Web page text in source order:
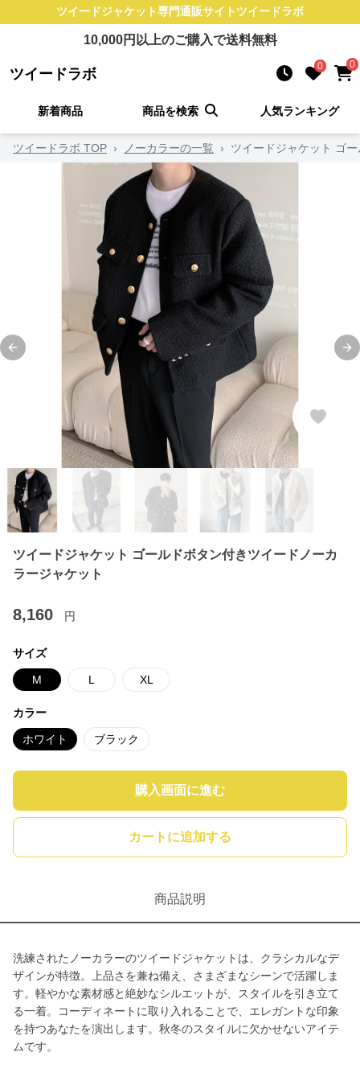
ツイードジャケット専門通販サイト ツイードラボ
10,000円以上のご購入で送料無料
ツイードラボ 0 0
新着商品 商品を検索 人気ランキング
ツイードラボ TOP › ノーカラーの一覧 › ツイードジャケット ゴ
Previous slide
ツイードジャケット ゴールドボタン付きツイードノーカ
ラージャケット
8,160 円
サイズ
M L XL
カラー
ホワイト ブラック
購入画面に進む
カートに追加する
商品説明
洗練されたノーカラーのツイードジャケットは、クラシカルなデ
ザインが特徴。上品さを兼ね備え、さまざまなシーンで活躍しま
す。軽やかな素材感と絶妙なシルエットが、スタイルを引き立て
る一着。コーディネートに取り入れることで、エレガントな印象
を持つあなたを演出します。秋冬のスタイルに欠かせないアイテ
ムです。